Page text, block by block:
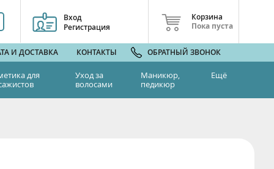
Вход
Регистрация
Корзина
Пока пуста
И ДОСТАВКА КОНТАКТЫ ОБРАТНЫЙ ЗВОНОК
для
Уход за
волосами
Маникюр,
педикюр
Ещё